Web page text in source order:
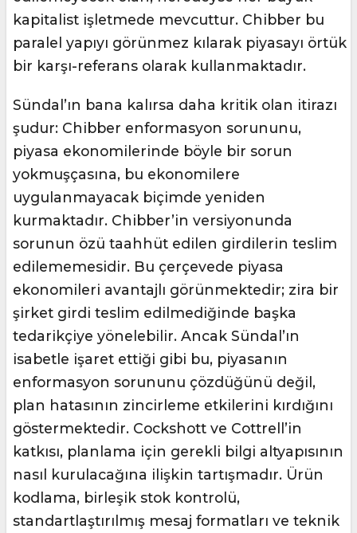
kapitalist işletmede mevcuttur. Chibber bu
paralel yapıyı görünmez kılarak piyasayı örtük
bir karşı-referans olarak kullanmaktadır.
Sündal’ın bana kalırsa daha kritik olan itirazı
şudur: Chibber enformasyon sorununu,
piyasa ekonomilerinde böyle bir sorun
yokmuşçasına, bu ekonomilere
uygulanmayacak biçimde yeniden
kurmaktadır. Chibber’in versiyonunda
sorunun özü taahhüt edilen girdilerin teslim
edilememesidir. Bu çerçevede piyasa
ekonomileri avantajlı görünmektedir; zira bir
şirket girdi teslim edilmediğinde başka
tedarikçiye yönelebilir. Ancak Sündal’ın
isabetle işaret ettiği gibi bu, piyasanın
enformasyon sorununu çözdüğünü değil,
plan hatasının zincirleme etkilerini kırdığını
göstermektedir. Cockshott ve Cottrell’in
katkısı, planlama için gerekli bilgi altyapısının
nasıl kurulacağına ilişkin tartışmadır. Ürün
kodlama, birleşik stok kontrolü,
standartlaştırılmış mesaj formatları ve teknik